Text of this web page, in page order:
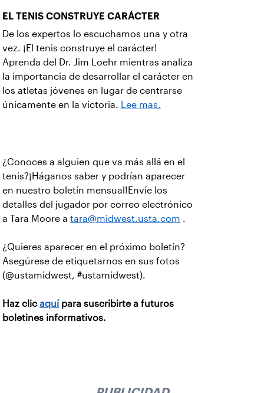
EL TENIS CONSTRUYE CARÁCTER
De los expertos lo escuchamos una y otra
vez. ¡El tenis construye el carácter!
Aprenda del Dr. Jim Loehr mientras analiza
la importancia de desarrollar el carácter en
los atletas jóvenes en lugar de centrarse
únicamente en la victoria.
Lee mas.
¿Conoces a alguien que va más allá en el
tenis?¡Háganos saber y podrían aparecer
en nuestro boletín mensual!Envíe los
detalles del jugador por correo electrónico
a Tara Moore a tara@midwest.usta.com .
¿Quieres aparecer en el próximo boletín?
Asegúrese de etiquetarnos en sus fotos
(@ustamidwest, #ustamidwest).
Haz clic aquípara suscribirte a futuros
boletines informativos.